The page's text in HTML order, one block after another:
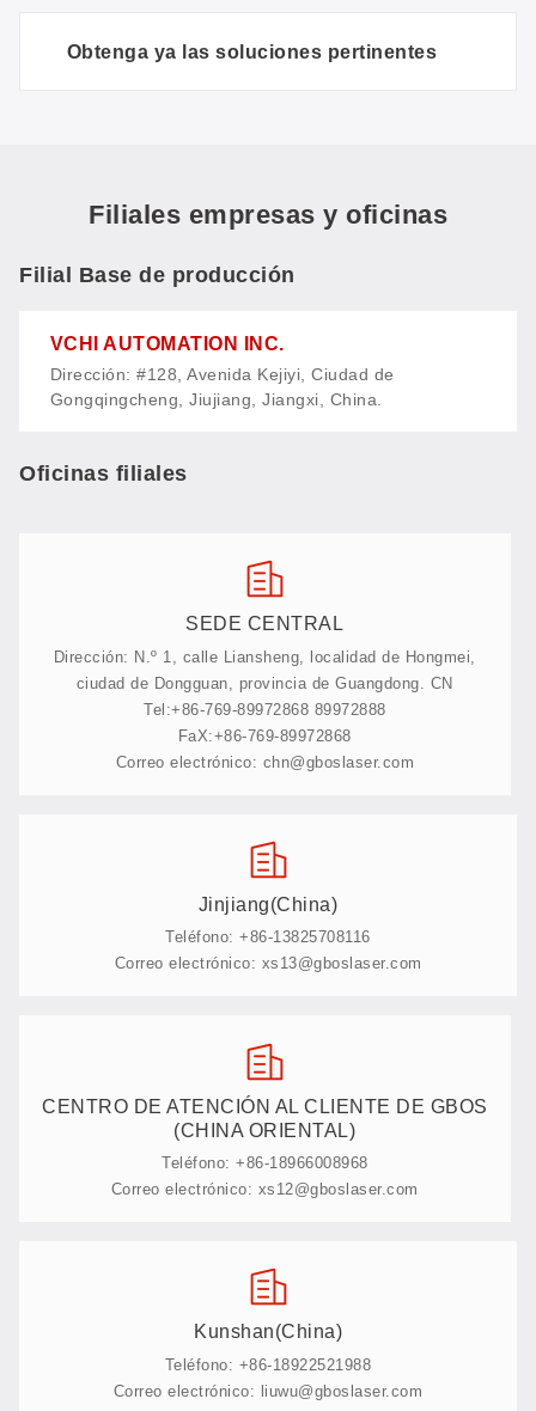
Obtenga ya las soluciones pertinentes
Filiales empresas y oficinas
Filial Base de producción
VCHI AUTOMATION INC.
Dirección: #128, Avenida Kejiyi, Ciudad de
Gongqingcheng, Jiujiang, Jiangxi, China.
Oficinas filiales
SEDE CENTRAL
Dirección: N.º 1, calle Liansheng, localidad de Hongmei,
ciudad de Dongguan, provincia de Guangdong. CN
Tel:+86-769-89972868 89972888
FaX:+86-769-89972868
Correo electrónico: chn@gboslaser.com
Jinjiang(China)
Teléfono: +86-13825708116
Correo electrónico: xs13@gboslaser.com
CENTRO DE ATENCIÓN AL CLIENTE DE GBOS
(CHINA ORIENTAL)
Teléfono: +86-18966008968
Correo electrónico: xs12@gboslaser.com
Kunshan(China)
Teléfono: +86-18922521988
Correo electrónico: liuwu@gboslaser.com